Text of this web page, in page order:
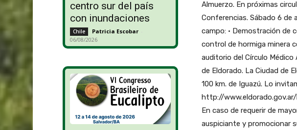
centro sur del país
con inundaciones
Chile Patricia Escobar -
06/08/2026
Almuerzo. En próximas
Conferencias. Sábado 6 de
campo: · Demostración de
control de hormiga minera
auditorio del Círculo Médico
de Eldorado. La Ciudad de
100 km. de Iguazú. Lo
http://
En caso de requerir de
auspiciante y promocionar